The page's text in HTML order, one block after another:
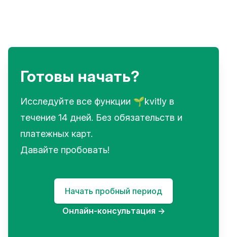
Готовы начать?
Исследуйте все функции 🌱kvitly в
течение 14 дней. Без обязательств и
платежных карт.
Давайте пробовать!
Начать пробный период
Онлайн-консультация →